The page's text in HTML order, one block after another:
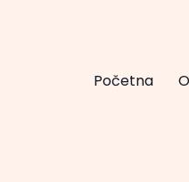
Početna